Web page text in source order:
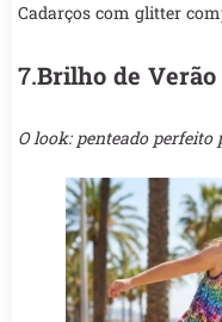
Cadarços com glitter
7.Brilho de Verão
O look: penteado perfeito